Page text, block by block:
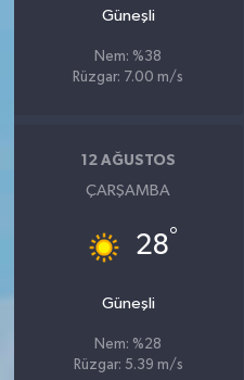
Güneşli
Nem: %38
Rüzgar: 7.00 m/s
12 AĞUSTOS
ÇARŞAMBA
28°
Güneşli
Nem: %28
Rüzgar: 5.39 m/s